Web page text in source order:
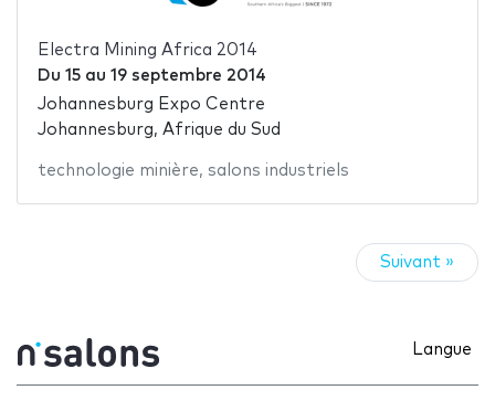
Electra Mining Africa 2014
Du 15au 19 septembre 2014
Johannesburg Expo Centre
Johannesburg, Afrique du Sud
technologie minière, salons industriels
Suivant »
Langue